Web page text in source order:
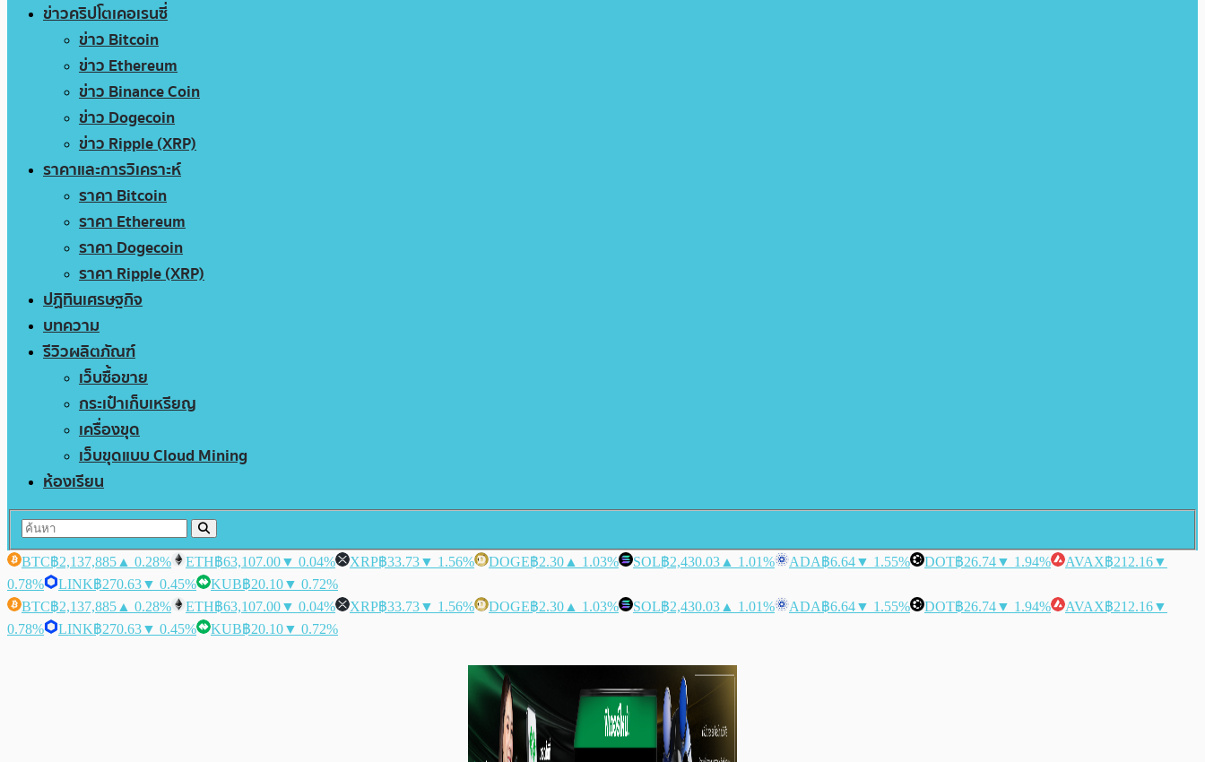
ข่าวคริปโตเคอเรนซี่
ข่าว Bitcoin
ข่าว Ethereum
ข่าว Binance Coin
ข่าว Dogecoin
ข่าว Ripple (XRP)
ราคาและการวิเคราะห์
ราคา Bitcoin
ราคา Ethereum
ราคา Dogecoin
ราคา Ripple (XRP)
ปฏิทินเศรษฐกิจ
บทความ
รีวิวผลิตภัณฑ์
เว็บซื้อขาย
กระเป๋าเก็บเหรียญ
เครื่องขุด
เว็บขุดแบบ Cloud Mining
ห้องเรียน
BTC฿2,137,885 ▲ 0.28% ETH฿63,107.00▼ 0.04% XRP฿33.73▼ 1.56% DOGE฿2.30 ▲ 1.03% SOL฿2,430.03 ▲ 1.01% ADA฿6.64▼ 1.55% DOT฿26.74▼ 1.94% AVAX฿212.16▼
0.78%
LINK฿270.63▼ 0.45% KUB฿20.10▼ 0.72%
BTC฿2,137,885 ▲ 0.28% ETH฿63,107.00▼ 0.04% XRP฿33.73▼ 1.56% DOGE฿2.30 ▲ 1.03% SOL฿2,430.03 ▲ 1.01% ADA฿6.64▼ 1.55% DOT฿26.74▼ 1.94% AVAX฿212.16▼
0.78%
LINK฿270.63▼ 0.45% KUB฿20.10▼ 0.72%